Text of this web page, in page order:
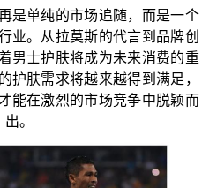
是单纯的市场追随，而是一个
业。从拉莫斯的代言到品牌创
男士护肤将成为未来消费的重
护肤需求将越来越得到满足，
能在激烈的市场竞争中脱颖而
出。